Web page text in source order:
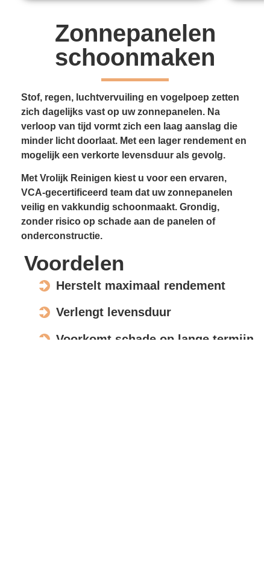
Zonnepanelen
schoonmaken
Stof, regen, luchtvervuiling en vogelpoep zetten
zich dagelijks vast op uw zonnepanelen. Na
verloop van tijd vormt zich een laag aanslag die
minder licht doorlaat. Met een lager rendement en
mogelijk een verkorte levensduur als gevolg.
Met Vrolijk Reinigen kiest u voor een ervaren,
VCA-gecertificeerd team dat uw zonnepanelen
veilig en vakkundig schoonmaakt. Grondig,
zonder risico op schade aan de panelen of
onderconstructie.
Voordelen
Herstelt maximaal rendement
Verlengt levensduur
Voorkomt schade op lange termijn